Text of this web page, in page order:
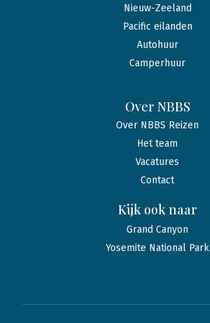
Nieuw-Zeeland
Pacific eilanden
Autohuur
Camperhuur
Over NBBS
Over NBBS Reizen
Het team
Vacatures
Contact
Kijk ook naar
Grand Canyon
Yosemite National Park